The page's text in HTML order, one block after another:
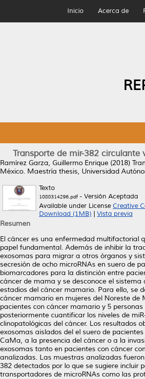
Inicio Acerca de
Transporte de mir-382
Ramírez Garza, Guillermo Enrique (2018)
México. Maestría thesis, Universidad
Texto
1080314296.pdf- Versión Aceptada
Available under License Creative
Download (1MB)
Vista previa
Resumen
El cáncer es una enfermedad multifactorial
papel fundamental. Además de inhibir la
exosomas para migrar a otros órganos y
secresión de ocho microRNAs en suero de
biomarcadores para la distinción entre
cáncer de mama y se desconoce el
estadios del cáncer mamario. Para ello, se
cáncer mamario en mujeres del Noreste de
pacientes con cáncer mamario y 5
posteriormente cuantificar los niveles de
clinopatológicas del cáncer. Los resultados
exosomas aislados del el suero de
CaMa, a la presencia del cáncer o a la
exosomas tanto en pacientes con cáncer
analizadas. Las muestras analizadas
382 detectados por lo que se sugiere
transportadores de microRNAs como las